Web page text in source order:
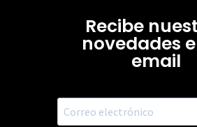
Recibe
novedades
email